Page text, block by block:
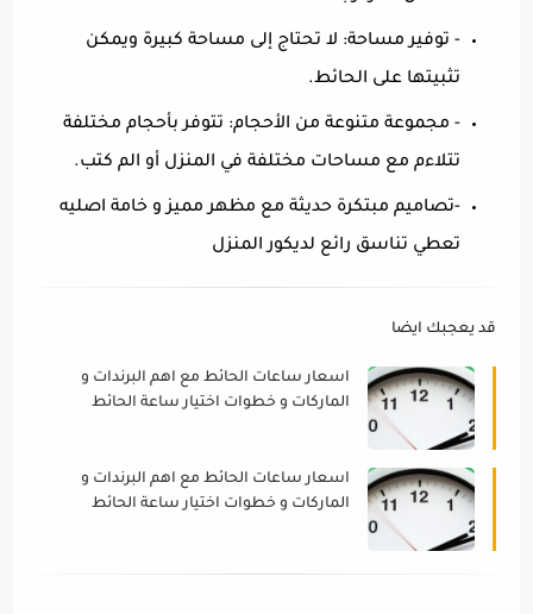
- توفير مساحة: لا تحتاج إلى مساحة كبيرة ويمكن
تثبيتها على الحائط.
- مجموعة متنوعة من الأحجام: تتوفر بأحجام مختلفة
تتلاءم مع مساحات مختلفة في المنزل أو الم كتب.
-تصاميم مبتكرة حديثة مع مظهر مميز و خامة اصليه
تعطي تناسق رائع لديكور المنزل
قد يعجبك ايضا
اسعار ساعات الحائط مع اهم البرندات و
الماركات و خطوات اختيار ساعة الحائط
اسعار ساعات الحائط مع اهم البرندات و
الماركات و خطوات اختيار ساعة الحائط